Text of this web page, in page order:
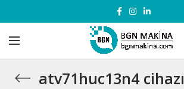
atv71huc13n4 cihazı